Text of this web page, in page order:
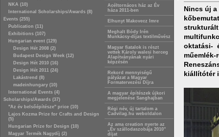
NKA (10)
International Scholarships/Awards (8)
Events (255)
Publication (11)
Exhibitions (107)
Hungarian event (129)
Design Hét 2008 (2)
Budapest Design Week (12)
Design Hét 2010 (16)
Design Hét 2011 (24)
Lakástrend (8)
madeinhungary (10)
International Events (4)
Scholarships/Awards (37)
"Az év belsőépítésze" price (10)
Lajos Kozma Prize for Crafts and Design
(5)
Hungarian Prize for Design (10)
Magyar Termék Nagydíj (2)
Acéltornácos ház az Év
háza 2011-ben
Elhunyt Makovecz Imre
Meghalt Bódy Irén
Munkácsy-díjas textilművész
Magyar fiatalok is részt
vettek Károly walesi herceg
Alapítványának nyári
képzésén
Rekord mennyiségű
pályázat a Magyar
Formatervezési Díjra
A magyar építészek újkori
megjelenése Sanghajban
Régi név, új tartalom a
Cadvilag.hu weboldalon
Az ama creation nyerte az
„Év szállodaszobája 2010”
díjat
Nincs új a
oktatási-
kiállítótér